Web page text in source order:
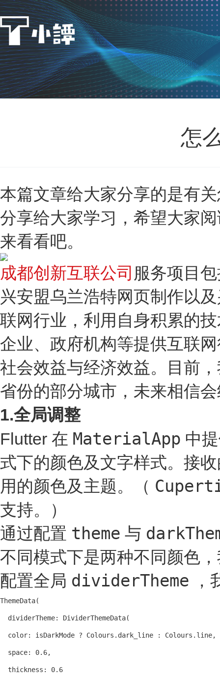
怎
本篇文章给大家分享的是有
分享给大家学习，希望大家
来看看吧。
成都创新互联公司 服务项目
兴安盟乌兰浩特网页制作以
联网行业，利用自身积累的
企业、政府机构等提供互联
社会效益与经济效益。目前
省份的部分城市，未来相信
1.全局调整
Flutter 在 MaterialApp 中
式下的颜色及文字样式。接
用的颜色及主题。（
支持。）
通过配置 theme 与
不同模式下是两种不同颜色
配置全局 dividerTheme ，
ThemeData(
dividerTheme: DividerThemeData(
color: isDarkMode ? Colours.dark_line : Colours.line,
space: 0.6,
thickness: 0.6